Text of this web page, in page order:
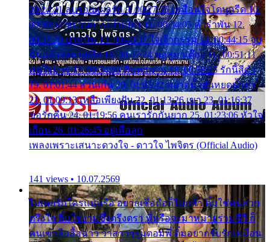
00:24:21 ลบรอยแผลรัก 9. 00:27:35 เหมือนใจโดนกรีด 10.
00:30:54 ขบวนการเปาเปียว 11. 00:34:05 คำรำพัน 12.
00:37:20 ปาหนัน 13. 00:40:37 ใจเจ้ากรรม 14. 00:44:15 จูบ
ฉันแล้วจงตายเสีย 15. 00:47:24 ขอสูมาเต๊อะ 16. 00:51:11
คนใจมาร 17. 00:54:50 คืนทรมาน 18. 00:58:25 รักนี้สีดำ
19. 01:01:44 ส่วนเกิน 20. 01:05:42 หยาดน้ำฝนหยดน้ำตา
21. 01:09:13 เหลือเพียงฝัน 22. 01:13:26 เขา 23. 01:16:37
ขอรักคืน 24. 01:19:56 คนเรารักกันยาก 25. 01:23:06 หัวใจ
เถื่อน 26. 01:26:45 อยู่เพื่อลูก
เพลงเพราะเสนาะดวงใจ - ดาวใจ ไพจิตร (Official Audio)
141 views • 10.07.2569
ไม่เคยรักใครแน่หรือ อยากเชื่อถือก็ไม่กล้า ติ๋มใช่คนสวย
ตรึงใจ ติ๋มใช่งามซึ้งตรึงตรา พี่หรือจะมาหมายร่วมชีวี ก็
คนเขาลืออื้อฉาว ว่าสาวๆรุมตอมพี่ ติ๋มอยากรับรักเหมือน